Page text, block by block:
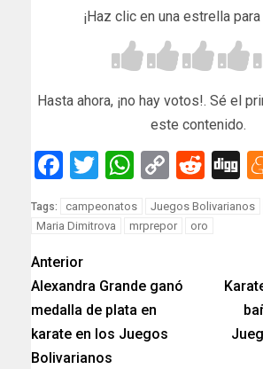
¡Haz clic en una estrella
Hasta ahora, ¡no hay votos!. Sé el
este contenido.
Facebook
Twitter
WhatsApp
Copy
Link
Tags: campeonatos Juegos Bolivarianos
Maria Dimitrova
mrprepor oro
Anterior
Alexandra Grande ganó
medalla de plata en
karate en los Juegos
Bolivarianos